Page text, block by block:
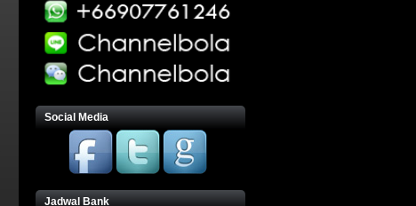
Social Media
Jadwal Bank